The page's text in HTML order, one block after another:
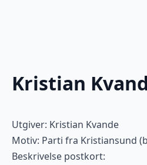
Kristian
Utgiver: Kristian Kvande
Motiv: Parti fra Kristiansund
Beskrivelse postkort: